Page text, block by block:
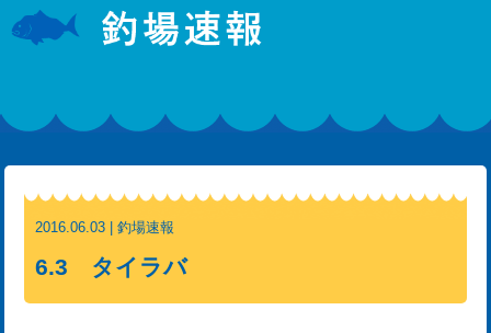
2016.06.03 | 釣場速報
6.3 タイラバ